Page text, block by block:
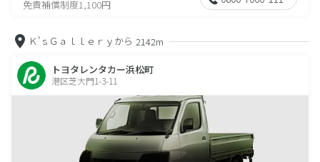
免責補償制度1,100円
Ｋ’ｓＧａｌｌｅｒｙから 2142m
トヨタレンタカー浜松町
港区芝大門1-3-11